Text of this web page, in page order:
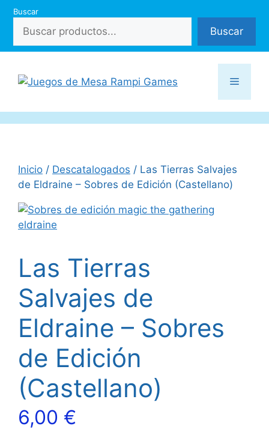
Saltar
contenido
Buscar
Buscar
Menú
Inicio / Descatalogados / Las Tierras Salvajes
de Eldraine – Sobres de Edición (Castellano)
Las Tierras
Salvajes de
Eldraine – Sobres
de Edición
(Castellano)
6,00 €